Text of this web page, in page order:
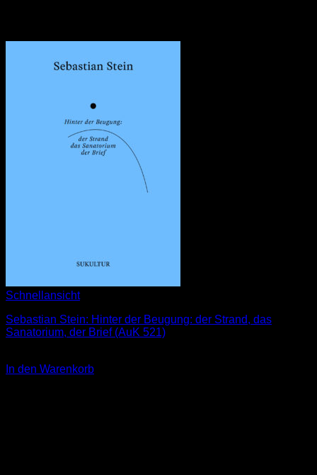
Schnellansicht
Sebastian Stein: Hinter der Beugung: der Strand, das
Sanatorium, der Brief (AuK 521)
In den Warenkorb